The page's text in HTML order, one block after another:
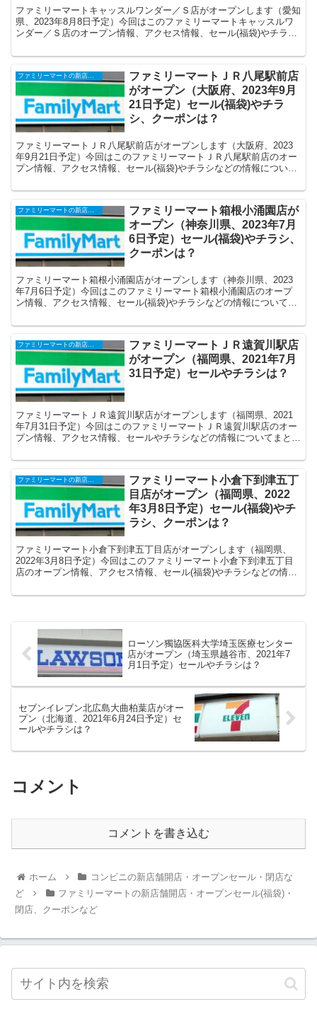
ファミリーマートキャッスルワンダー／Ｓ店がオープンします（愛知
県、2023年8月8日予定）今回はこのファミリーマートキャッスルワ
ンダー／Ｓ店のオープン情報、アクセス情報、セール(福袋)やチラシ
ファミリーマートＪＲ八尾駅前店
がオープン（大阪府、2023年9月
21日予定）セール(福袋)やチラ
シ、クーポンは？
ファミリーマートＪＲ八尾駅前店がオープンします（大阪府、2023
年9月21日予定）今回はこのファミリーマートＪＲ八尾駅前店のオー
プン情報、アクセス情報、セール(福袋)やチラシなどの情報について
ファミリーマート箱根小涌園店が
オープン（神奈川県、2023年7月
6日予定）セール(福袋)やチラシ、
クーポンは？
ファミリーマート箱根小涌園店がオープンします（神奈川県、2023
年7月6日予定）今回はこのファミリーマート箱根小涌園店のオープ
ン情報、アクセス情報、セール(福袋)やチラシなどの情報についてま
ファミリーマートの新店舗開店・オープンセール(福袋)・閉店、クーポンなど
ファミリーマートＪＲ遠賀川駅店
がオープン（福岡県、2021年7月
31日予定）セールやチラシは？
ファミリーマートＪＲ遠賀川駅店がオープンします（福岡県、2021
年7月31日予定）今回はこのファミリーマートＪＲ遠賀川駅店のオー
プン情報、アクセス情報、セールやチラシなどの情報についてまとめ
ファミリーマート小倉下到津五丁
目店がオープン（福岡県、2022
年3月8日予定）セール(福袋)やチ
ラシ、クーポンは？
ファミリーマート小倉下到津五丁目店がオープンします（福岡県、
2022年3月8日予定）今回はこのファミリーマート小倉下到津五丁目
店のオープン情報、アクセス情報、セール(福袋)やチラシなどの情報
ローソン獨協医科大学埼玉医療センター
店がオープン（埼玉県越谷市、2021年7
月1日予定）セールやチラシは？
セブンイレブン北広島大曲柏葉店がオー
プン（北海道、2021年6月24日予定）セ
ールやチラシは？
コメント
コメントを書き込む
ホーム
コンビニの新店舗開店・オープンセール・閉店な
ど
ファミリーマートの新店舗開店・オープンセール(福袋)・
閉店、クーポンなど